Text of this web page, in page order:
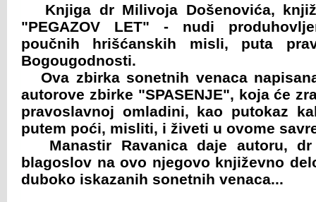
Knjiga dr Milivoja Došenovića,
"PEGAZOV LET" - nudi
poučnih hrišćanskih misli, puta
Bogougodnosti.
Ova zbirka sonetnih venaca
autorove zbirke "SPASENJE", koja će
pravoslavnoj omladini, kao putokaz
putem poći, misliti, i živeti u ovome
Manastir Ravanica daje autoru,
blagoslov na ovo njegovo književno
duboko iskazanih sonetnih venaca...